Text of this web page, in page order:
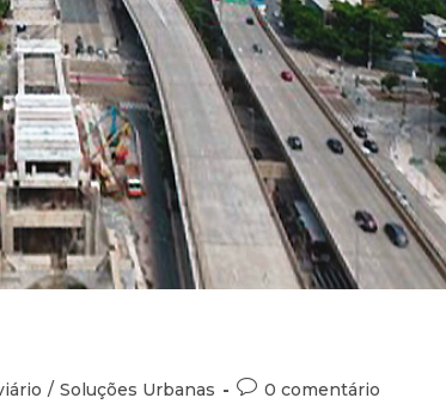
/ Soluções Urbanas 0 comentário